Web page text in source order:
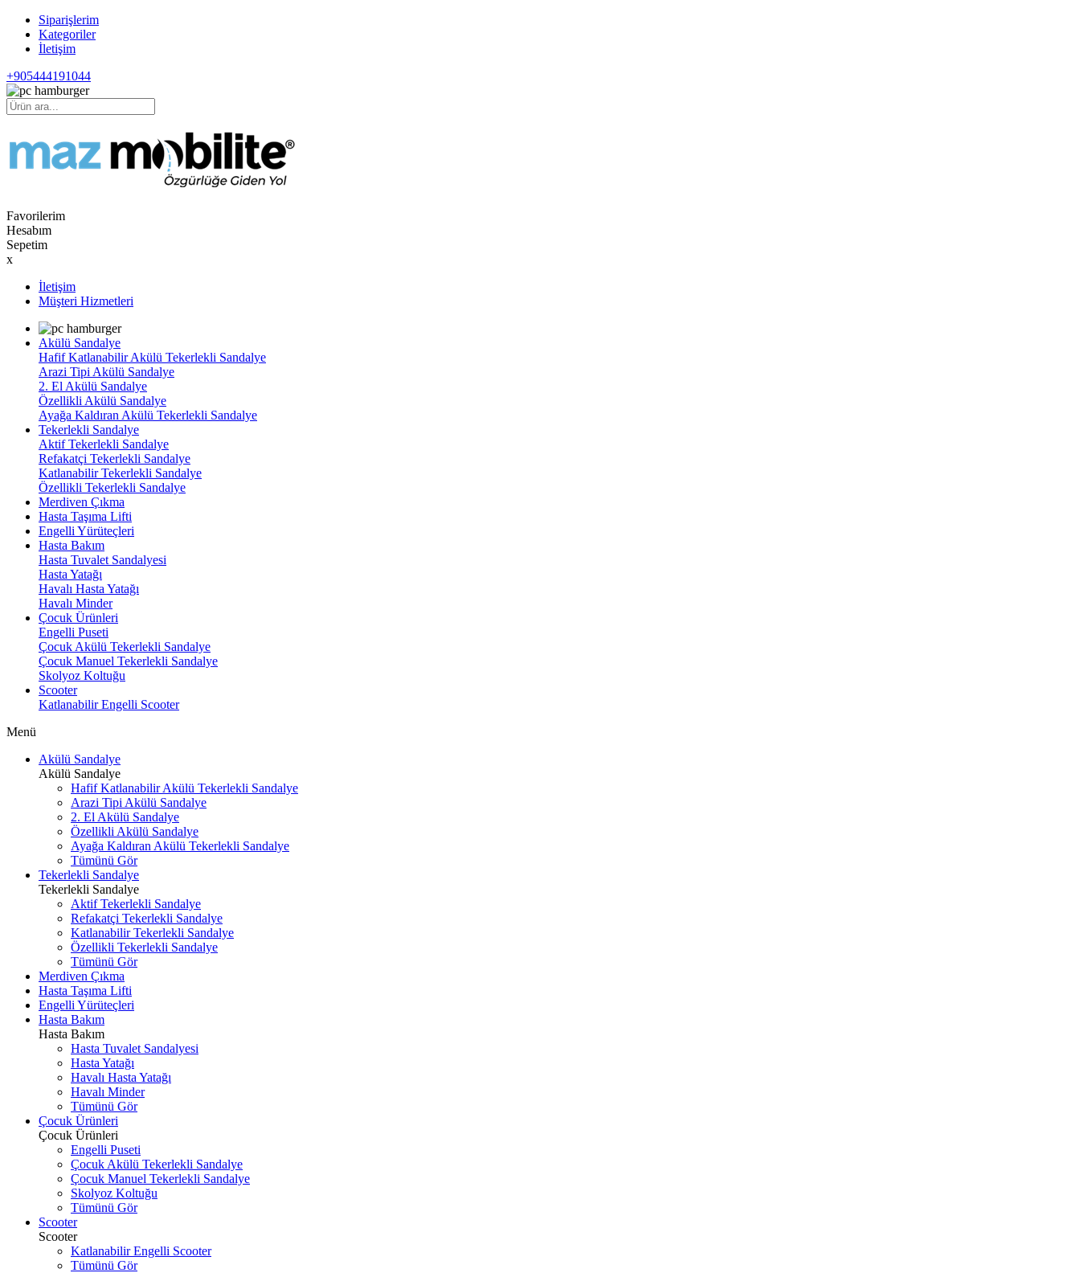
Siparişlerim
Kategoriler
İletişim
+905444191044
Favorilerim
Hesabım
Sepetim
x
İletişim
Müşteri Hizmetleri
Akülü Sandalye
Hafif Katlanabilir Akülü Tekerlekli Sandalye
Arazi Tipi Akülü Sandalye
2. El Akülü Sandalye
Özellikli Akülü Sandalye
Ayağa Kaldıran Akülü Tekerlekli Sandalye
Tekerlekli Sandalye
Aktif Tekerlekli Sandalye
Refakatçi Tekerlekli Sandalye
Katlanabilir Tekerlekli Sandalye
Özellikli Tekerlekli Sandalye
Merdiven Çıkma
Hasta Taşıma Lifti
Engelli Yürüteçleri
Hasta Bakım
Hasta Tuvalet Sandalyesi
Hasta Yatağı
Havalı Hasta Yatağı
Havalı Minder
Çocuk Ürünleri
Engelli Puseti
Çocuk Akülü Tekerlekli Sandalye
Çocuk Manuel Tekerlekli Sandalye
Skolyoz Koltuğu
Scooter
Katlanabilir Engelli Scooter
Menü
Akülü Sandalye
Akülü Sandalye
Hafif Katlanabilir Akülü Tekerlekli Sandalye
Arazi Tipi Akülü Sandalye
2. El Akülü Sandalye
Özellikli Akülü Sandalye
Ayağa Kaldıran Akülü Tekerlekli Sandalye
Tümünü Gör
Tekerlekli Sandalye
Tekerlekli Sandalye
Aktif Tekerlekli Sandalye
Refakatçi Tekerlekli Sandalye
Katlanabilir Tekerlekli Sandalye
Özellikli Tekerlekli Sandalye
Tümünü Gör
Merdiven Çıkma
Hasta Taşıma Lifti
Engelli Yürüteçleri
Hasta Bakım
Hasta Bakım
Hasta Tuvalet Sandalyesi
Hasta Yatağı
Havalı Hasta Yatağı
Havalı Minder
Tümünü Gör
Çocuk Ürünleri
Çocuk Ürünleri
Engelli Puseti
Çocuk Akülü Tekerlekli Sandalye
Çocuk Manuel Tekerlekli Sandalye
Skolyoz Koltuğu
Tümünü Gör
Scooter
Scooter
Katlanabilir Engelli Scooter
Tümünü Gör